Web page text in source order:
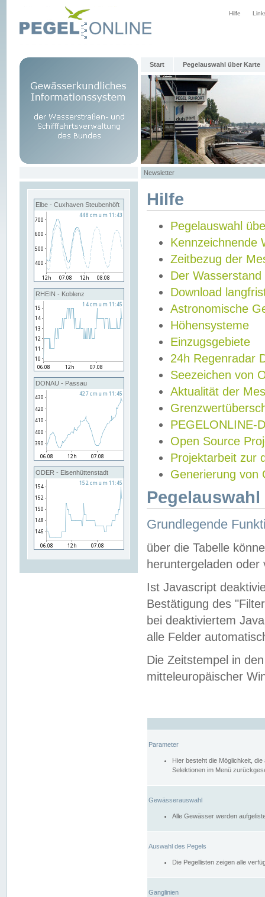
Hilfe
Start Pegelauswahl über Karte
Newsletter
Elbe - Cuxhaven Steubenhöft
RHEIN - Koblenz
DONAU - Passau
ODER - Eisenhüttenstadt
Hilfe
Pegelauswahl
Kennzeichnende
Zeitbezug der
Der Wasserstand
Download
Astronomische
Höhensysteme
Einzugsgebiete
24h Regenradar
Seezeichen von
Aktualität der
PEGELONLINE-
Open Source
Projektarbeit zur
Generierung von
Grundlegende
über die Tabelle
heruntergeladen oder
Ist Javascript
Bestätigung des
bei deaktiviertem
alle Felder
Die Zeitstempel in
mitteleuropäischer
Parameter
Hier besteht die Möglichkeit,
Selektionen im Menü
Gewässerauswahl
Alle Gewässer werden
Auswahl des Pegels
Die Pegellisten zeigen alle
Ganglinien